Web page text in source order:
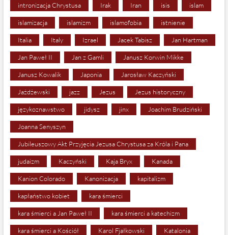
intronizacja Chrystusa Irak Iran isis islam
islamizacja islamizm islamofobia istnienie
Italia Italy Izrael Jacek Tabisz Jan Hartman
Jan Paweł II Jan z Gamli Janusz Korwin Mikke
Janusz Kowalik Japonia Jarosław Kaczyński
Jażdżewski jazz Jezus Jezus historyczny
językoznawstwo jidysz jinx Joachim Brudziński
Joanna Senyszyn
Jubileuszowy Akt Przyjęcia Jezusa Chrystusa za Króla i Pana
judaizm Kaczyński Kaja Bryx Kanada
Kanion Colorado Kanonizacja kapitalizm
kapłaństwo kobiet kara śmierci
kara śmierci a Jan Paweł II kara śmierci a katechizm
kara śmierci a Kościół Karol Fjałkowski Katalonia